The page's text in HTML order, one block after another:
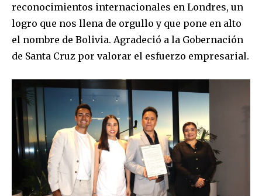
reconocimientos internacionales en Londres, un
logro que nos llena de orgullo y que pone en alto
el nombre de Bolivia. Agradeció a la Gobernación
de Santa Cruz por valorar el esfuerzo empresarial.